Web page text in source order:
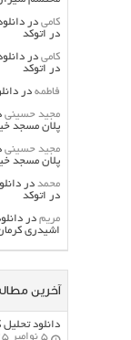
کامی در
در اتوکد
کامی در
در اتوکد
فاطمه در
مجید حسینی
پلان مسجد
مجید حسینی
پلان مسجد
محمد در
در اتوکد
مریم در
اشیدری
آخرین
دانلود تحلیل
5 نوامبر 2025